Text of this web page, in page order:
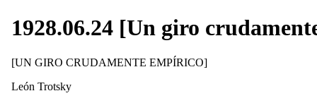
1928.06.24 [Un giro
[UN GIRO CRUDAMENTE EMPÍRICO]
León Trotsky